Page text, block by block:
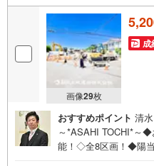
画像29枚
成
おすすめポイント 清
～*ASAHI TOCHI*～
能！◇全8区画！◆陽